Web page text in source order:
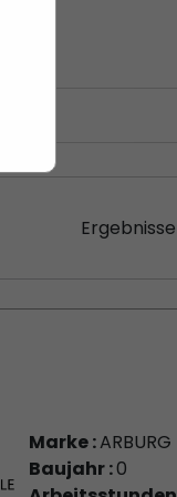
Marke :ARBURG
Baujahr :0